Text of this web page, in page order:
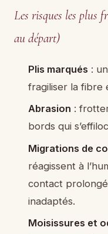
Les risques les plus
au départ)
Plis marqués :
fragiliser la fibre
Abrasion :
bords qui
Migrations de
réagissent à
contact
inadaptés.
Moisissures et